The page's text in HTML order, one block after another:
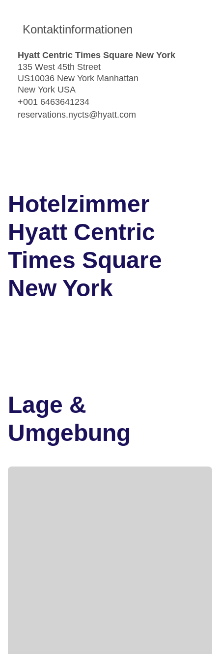
Kontaktinformationen
Hyatt Centric Times Square New York
135 West 45th Street
US10036 New York Manhattan
New York USA
+001 6463641234
reservations.nycts@hyatt.com
Hotelzimmer
Hyatt Centric
Times Square
New York
Lage &
Umgebung